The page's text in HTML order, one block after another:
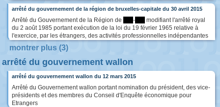
arrêté du gouvernement de la région de bruxelles-capitale du 30 avril 2015
Arrêté du Gouvernement de la Région de -
modifiant l'arrêté royal
du 2 août 1985 portant exécution de la loi du 19 février 1965 relative à
l'exercice, par les étrangers, des activités professionnelles indépendantes
montrer plus (3)
arrêté du gouvernement wallon
arrêté du gouvernement wallon du 12 mars 2015
Arrêté du Gouvernement wallon portant nomination du président, des vice-
présidents et des membres du Conseil d'Enquête économique pour
Etrangers